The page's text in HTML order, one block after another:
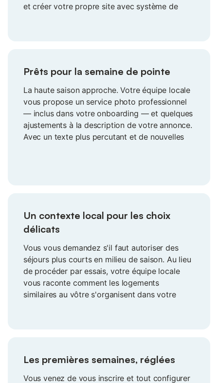
et créer votre propre site avec système de
Prêts pour la semaine de pointe
La haute saison approche. Votre équipe locale
vous propose un service photo professionnel
— inclus dans votre onboarding — et quelques
ajustements à la description de votre annonce.
Avec un texte plus percutant et de nouvelles
Un contexte local pour les choix
délicats
Vous vous demandez s'il faut autoriser des
séjours plus courts en milieu de saison. Au lieu
de procéder par essais, votre équipe locale
vous raconte comment les logements
similaires au vôtre s'organisent dans votre
Les premières semaines, réglées
Vous venez de vous inscrire et tout configurer